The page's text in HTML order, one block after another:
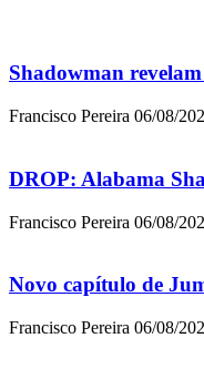
Shadowman
Francisco Pereira 06/08/
DROP: Alabama
Francisco Pereira 06/08/
Novo capítulo de
Francisco Pereira 06/08/